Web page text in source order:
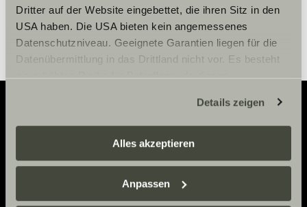
Dritter auf der Website eingebettet, die ihren Sitz in den
USA haben. Die USA bieten kein angemessenes
Datenschutzniveau. Geeignete Garantien liegen für die
Datenübermittlung in das Drittland nicht vor. Es besteht
ein erhöhtes Risiko für Betroffene, da diesen
zustehen. Eingesetzte Dienstleister können Daten für
eigene Zwecke verarbeiten und mit anderen Daten
zusammenführen. Weitere Informationen finden Sie hier:
Datenschutzerklärung
einzelne Cookies/Dienste in den Einstellungen aus,
Details zeigen
Alles akzeptieren
Anpassen
Adventure
Now.